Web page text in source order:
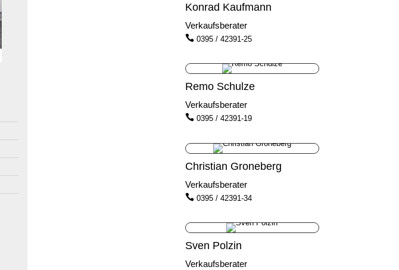
Konrad Kaufmann
Verkaufsberater
 0395 / 42391-25
Remo Schulze
Verkaufsberater
 0395 / 42391-19
Christian Groneberg
Verkaufsberater
 0395 / 42391-34
Sven Polzin
Verkaufsberater